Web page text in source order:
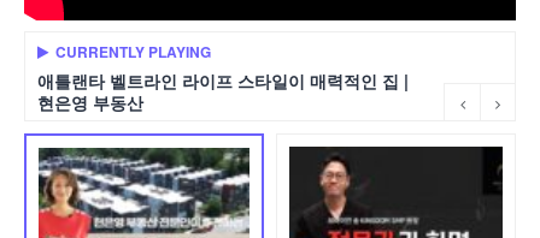
CURRENTLY PLAYING
애틀랜타 벨트라인 라이프 스타일이 매력적인 집 |
현은영 부동산